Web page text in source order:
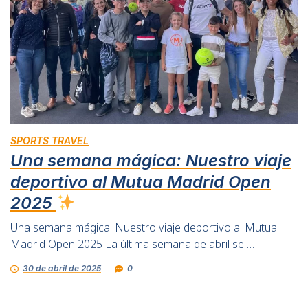
SPORTS TRAVEL
Una semana mágica: Nuestro viaje
deportivo al Mutua Madrid Open
2025
Una semana mágica: Nuestro viaje deportivo al Mutua
Madrid Open 2025 La última semana de abril se …
30 de abril de 2025 0